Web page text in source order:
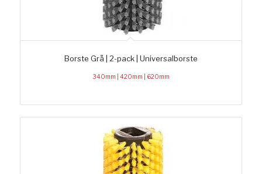
Borste Grå | 2-pack | Universalborste
340mm | 420mm | 620mm